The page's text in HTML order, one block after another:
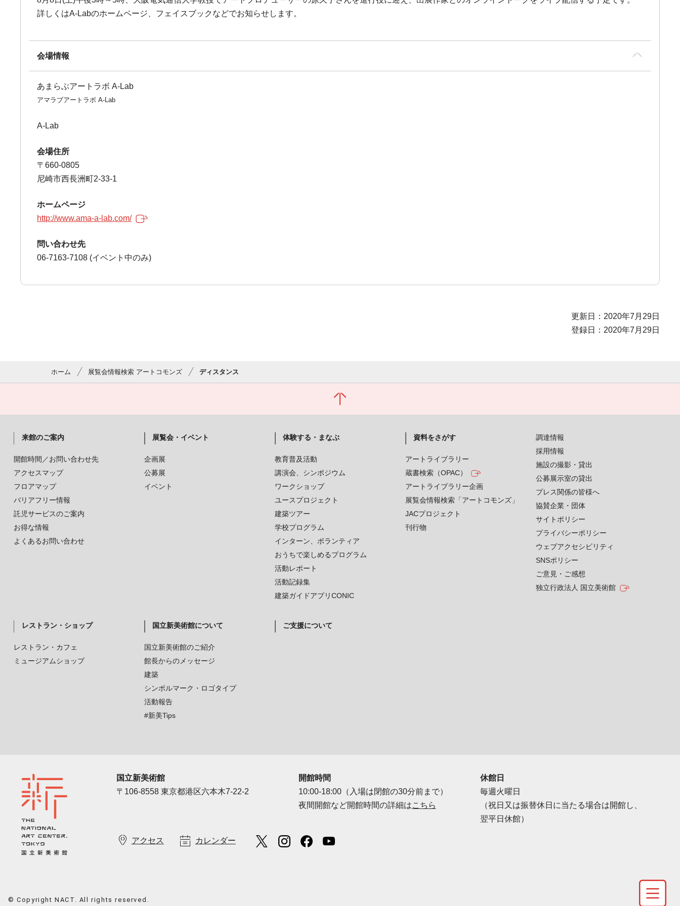
詳しくはA-Labのホームページ、フェイスブックなどでお知らせします。
会場情報
あまらぶアートラボ A-Lab
アマラブアートラボ A-Lab
A-Lab
会場住所
〒660-0805
尼崎市西長洲町2-33-1
ホームページ
http://www.ama-a-lab.com/
問い合わせ先
06-7163-7108 (イベント中のみ)
更新日：2020年7月29日
登録日：2020年7月29日
ホーム 展覧会情報検索 アートコモンズ ディスタンス
来館のご案内
開館時間／お問い合わせ先
アクセスマップ
フロアマップ
バリアフリー情報
託児サービスのご案内
お得な情報
よくあるお問い合わせ
展覧会・イベント
企画展
公募展
イベント
体験する・まなぶ
教育普及活動
講演会、シンポジウム
ワークショップ
ユースプロジェクト
建築ツアー
学校プログラム
インターン、ボランティア
おうちで楽しめるプログラム
活動レポート
活動記録集
建築ガイドアプリCONIC
資料をさがす
アートライブラリー
蔵書検索（OPAC）
アートライブラリー企画
展覧会情報検索「アートコモンズ」
JACプロジェクト
刊行物
レストラン・ショップ
レストラン・カフェ
ミュージアムショップ
国立新美術館について
国立新美術館のご紹介
館長からのメッセージ
建築
シンボルマーク・ロゴタイプ
活動報告
#新美Tips
ご支援について
調達情報
採用情報
施設の撮影・貸出
公募展示室の貸出
プレス関係の皆様へ
協賛企業・団体
サイトポリシー
プライバシーポリシー
ウェブアクセシビリティ
SNSポリシー
ご意見・ご感想
独立行政法人 国立美術館
国立新美術館
〒106-8558 東京都港区六本木7-22-2
開館時間
10:00-18:00（入場は閉館の30分前まで）
夜間開館など開館時間の詳細はこちら
休館日
毎週火曜日
（祝日又は振替休日に当たる場合は開館し、
翌平日休館）
アクセス カレンダー
© Copyright NACT. All rights reserved.